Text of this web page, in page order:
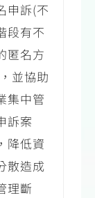
申訴(不
段有不
匿名方
並協助
集中管
訴案
降低資
散造成
理斷